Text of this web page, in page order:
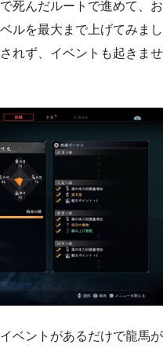
死んだルートで進めて、お
ルを最大まで上げてみまし
れず、イベントも起きませ
ベントがあるだけで龍馬が